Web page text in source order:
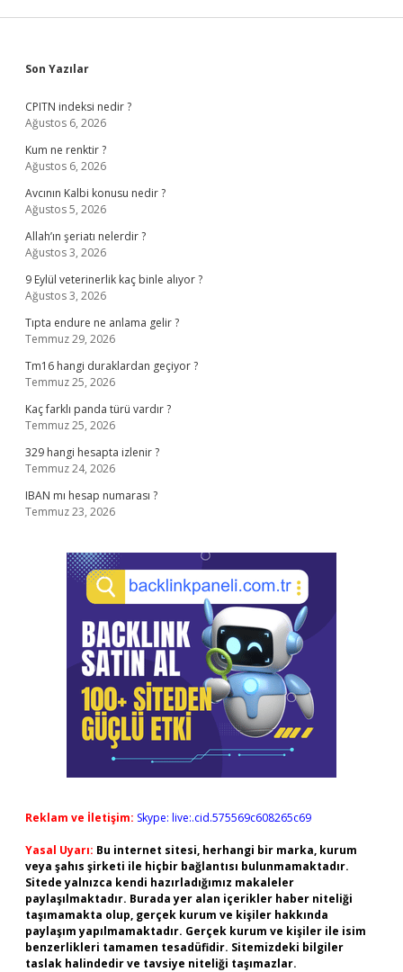
Sidebar
Son Yazılar
CPITN indeksi nedir ?
Ağustos 6, 2026
Kum ne renktir ?
Ağustos 6, 2026
Avcının Kalbi konusu nedir ?
Ağustos 5, 2026
Allah’ın şeriatı nelerdir ?
Ağustos 3, 2026
9 Eylül veterinerlik kaç binle alıyor ?
Ağustos 3, 2026
Tıpta endure ne anlama gelir ?
Temmuz 29, 2026
Tm16 hangi duraklardan geçiyor ?
Temmuz 25, 2026
Kaç farklı panda türü vardır ?
Temmuz 25, 2026
329 hangi hesapta izlenir ?
Temmuz 24, 2026
IBAN mı hesap numarası ?
Temmuz 23, 2026
Reklam ve İletişim: Skype: live:.cid.575569c608265c69
Yasal Uyarı: Bu internet sitesi, herhangi bir marka, kurum
veya şahıs şirketi ile hiçbir bağlantısı bulunmamaktadır.
Sitede yalnızca kendi hazırladığımız makaleler
paylaşılmaktadır. Burada yer alan içerikler haber niteliği
taşımamakta olup, gerçek kurum ve kişiler hakkında
paylaşım yapılmamaktadır. Gerçek kurum ve kişiler ile isim
benzerlikleri tamamen tesadüfidir. Sitemizdeki bilgiler
taslak halindedir ve tavsiye niteliği taşımazlar.